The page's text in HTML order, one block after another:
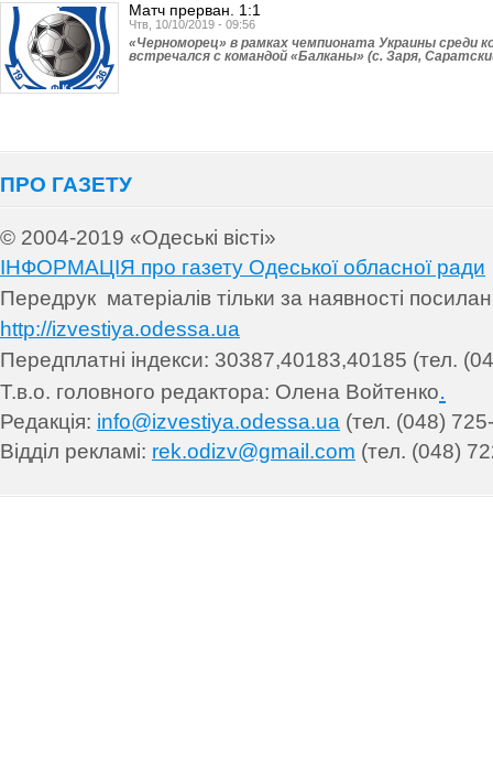
Матч прерван. 1:1
Чтв, 10/10/2019 - 09:56
«Черноморец» в рамках чемпионата Украины среди
встречался с командой «Балканы» (с. Заря,
ПРО ГАЗЕТУ
© 2004-2019 «Одеські вісті»
ІНФОРМАЦІЯ про газету Одеської обласної ради
Передрук матеріалів тільки за наявності
http://izvestiya.odessa.ua
Передплатні індекси: 30387,40183,40185 (тел.
Т.в.о. головного редактора: Олена Войтенко.
Редакція: info@izvestiya.odessa.ua (тел. (048)
Відділ рекламі: rek.odizv@gmail.com (тел. (048)